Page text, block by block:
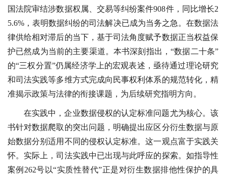
国法院审结涉数据权属、交易等纠纷案件908件，同比增长2
5.6%，表明数据纠纷的司法解决已成为当务之急。在数据法
律供给相对滞后的当下，基于司法角度赋予数据正当权益保
护已然成为当前的主要渠道。本书深刻指出，“数据二十条”
的“三权分置”仍属经济学上的宏观表述，亟待通过理论研究
和司法实践等多维方式完成向民事权利体系的规范转化，精
准揭示政策与法律的衔接课题，为后续研究指明方向。
在实践中，企业数据侵权的认定标准问题尤为核心。该
书针对数据爬取的突出问题，明确提出应区分衍生数据与原
始数据分别适用不同的侵权认定标准。这一观点富于实践关
怀。实际上，司法实践中已出现与此呼应的探索。如指导性
案例262号以“实质性替代”正是对衍生数据排他性保护的具